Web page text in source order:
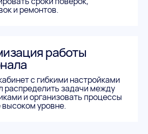
и ремонтов.
работы
с гибкими настройками
распределить задачи между
и организовать процессы
высоком уровне.